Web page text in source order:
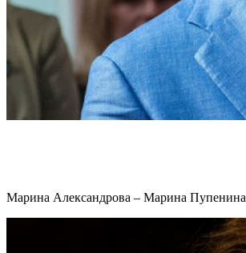
Марина Александрова – Марина Пупенина